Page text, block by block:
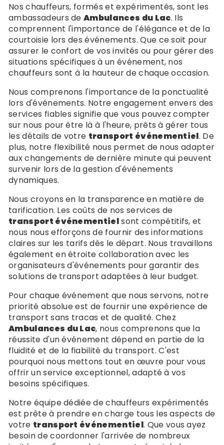
Nos chauffeurs, formés et expérimentés, sont les
ambassadeurs deAmbulances du Lac. Ils
comprennent l'importance de l'élégance et de la
courtoisie lors des événements. Que ce soit pour
assurer le confort de vos invités ou pour gérer des
situations spécifiques à un événement, nos
chauffeurs sont à la hauteur de chaque occasion.
Nous comprenons l'importance de la ponctualité
lors d'événements. Notre engagement envers des
services fiables signifie que vous pouvez compter
sur nous pour être là à l'heure, prêts à gérer tous
les détails de votre transport événementiel. De
plus, notre flexibilité nous permet de nous adapter
aux changements de dernière minute qui peuvent
survenir lors de la gestion d'événements
dynamiques.
Nous croyons en la transparence en matière de
tarification. Les coûts de nos services de
transport événementielsont compétitifs, et
nous nous efforçons de fournir des informations
claires sur les tarifs dès le départ. Nous travaillons
également en étroite collaboration avec les
organisateurs d'événements pour garantir des
solutions de transport adaptées à leur budget.
Pour chaque événement que nous servons, notre
priorité absolue est de fournir une expérience de
transport sans tracas et de qualité. Chez
Ambulances du Lac, nous comprenons que la
réussite d'un événement dépend en partie de la
fluidité et de la fiabilité du transport. C'est
pourquoi nous mettons tout en œuvre pour vous
offrir un service exceptionnel, adapté à vos
besoins spécifiques.
Notre équipe dédiée de chauffeurs expérimentés
est prête à prendre en charge tous les aspects de
votre transport événementiel. Que vous ayez
besoin de coordonner l'arrivée de nombreux